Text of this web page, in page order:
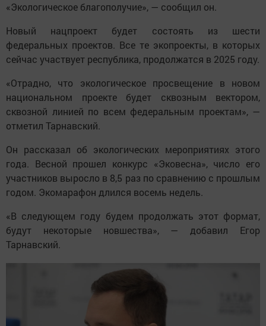
«Экологическое благополучие», — сообщил он.
Новый нацпроект будет состоять из шести
федеральных проектов. Все те экопроекты, в которых
сейчас участвует республика, продолжатся в 2025 году.
«Отрадно, что экологическое просвещение в новом
национальном проекте будет сквозным вектором,
сквозной линией по всем федеральным проектам», —
отметил Тарнавский.
Он рассказал об экологических мероприятиях этого
года. Весной прошел конкурс «Эковесна», число его
участников выросло в 8,5 раз по сравнению с прошлым
годом. Экомарафон длился восемь недель.
«В следующем году будем продолжать этот формат,
будут некоторые новшества», — добавил Егор
Тарнавский.